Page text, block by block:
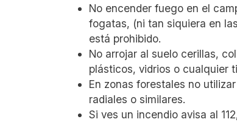
No encender fuego en el
fogatas, (ni tan siquiera en
está prohibido.
No arrojar al suelo cerillas,
plásticos, vidrios o cualquier
En zonas forestales no
radiales o similares.
Si ves un incendio avisa al